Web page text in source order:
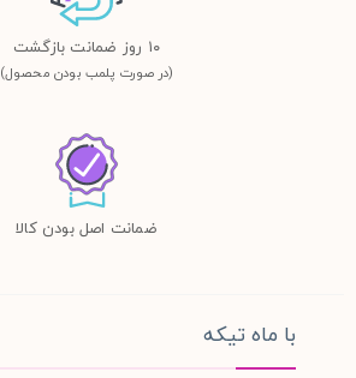
١٠ روز ضمانت بازگشت
(در صورت پلمب بودن محصول)
ضمانت اصل بودن کالا
با ماه تیکه